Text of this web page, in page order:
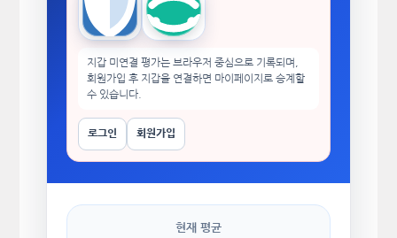
Trust Wallet imToken
지갑 미연결 평가는 브라우저 중심으로 기록되며,
회원가입 후 지갑을 연결하면 마이페이지로 승계할
수 있습니다.
로그인 회원가입
현재 평균